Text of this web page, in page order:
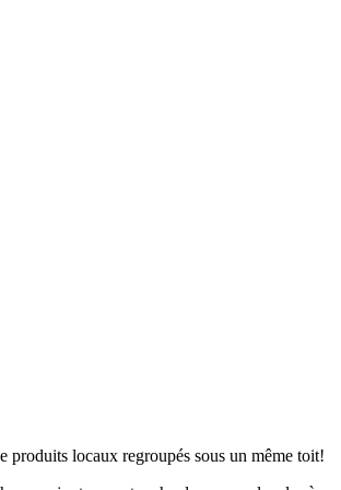
produits locaux regroupés sous un même toit!